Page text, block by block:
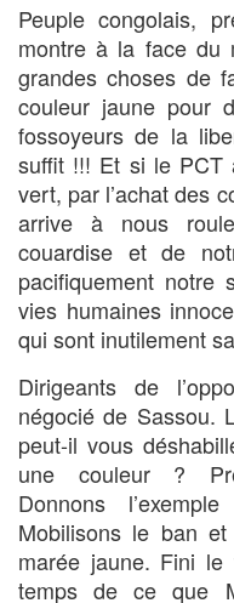
Peuple congolais,
montre à la face du
grandes choses de
couleur jaune pour
fossoyeurs de la
suffit !!! Et si le PCT
vert, par l’achat des
arrive à nous
couardise et de
pacifiquement notre
vies humaines
qui sont inutilement
Dirigeants de
négocié de Sassou.
peut-il vous
une couleur ?
Donnons
Mobilisons le ban
marée jaune. Fini le
temps de ce que